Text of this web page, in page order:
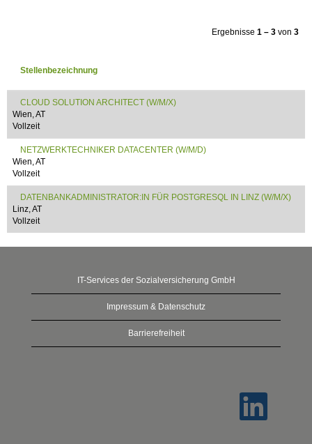
Ergebnisse 1 – 3 von 3
Stellenbezeichnung
CLOUD SOLUTION ARCHITECT (W/M/X)
Wien, AT
Vollzeit
NETZWERKTECHNIKER DATACENTER (W/M/D)
Wien, AT
Vollzeit
DATENBANKADMINISTRATOR:IN FÜR POSTGRESQL IN LINZ (W/M/X)
Linz, AT
Vollzeit
IT-Services der Sozialversicherung GmbH
Impressum & Datenschutz
Barrierefreiheit
W
d